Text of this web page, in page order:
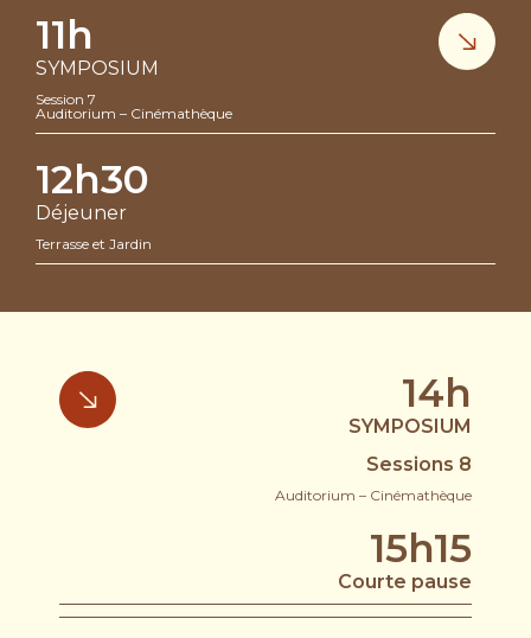
11h
SYMPOSIUM
Session 7
Auditorium – Cinémathèque
12h30
Déjeuner
Terrasse et Jardin
14h
SYMPOSIUM
Sessions 8
Auditorium – Cinémathèque
15h15
Courte pause